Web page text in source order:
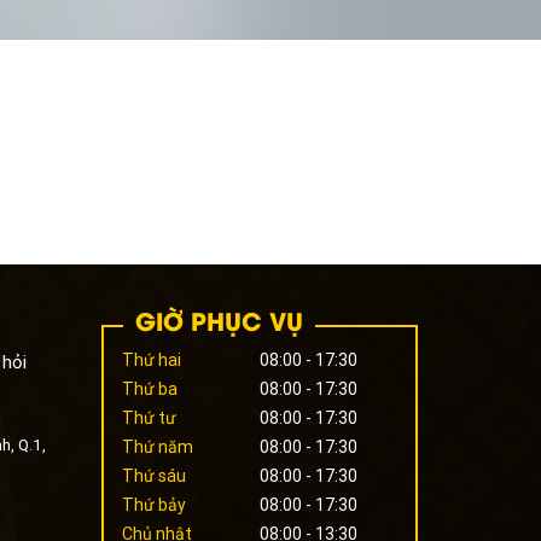
Q.1,
GIỜ PHỤC VỤ
Thứ hai
08:00 - 17:30
Thứ ba
08:00 - 17:30
Thứ tư
08:00 - 17:30
Thứ năm
08:00 - 17:30
Thứ sáu
08:00 - 17:30
Thứ bảy
08:00 - 17:30
Chủ nhật
08:00 - 13:30